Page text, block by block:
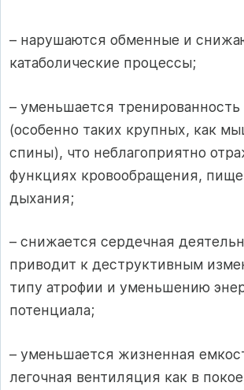
– нарушаются обменные и
катаболические процессы;
– уменьшается
(особенно таких крупных, как
спины), что неблагоприятно
функциях кровообращения,
дыхания;
– снижается сердечная
приводит к деструктивным
типу атрофии и уменьшению
потенциала;
– уменьшается жизненная
легочная вентиляция как в